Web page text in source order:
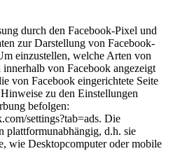
durch den Facebook-Pixel und
zur Darstellung von Facebook-
einzustellen, welche Arten von
innerhalb von Facebook angezeigt
von Facebook eingerichtete Seite
zu den Einstellungen
befolgen:
settings?tab=ads. Die
plattformunabhängig, d.h. sie
wie Desktopcomputer oder mobile